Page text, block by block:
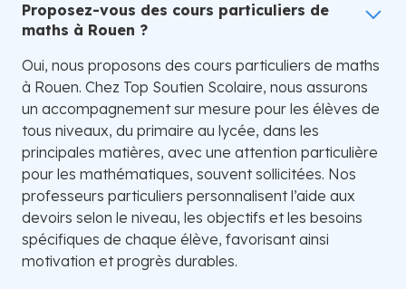
Proposez-vous des cours particuliers de
maths à Rouen ?
Oui, nous proposons des cours particuliers de maths
à Rouen. Chez Top Soutien Scolaire, nous assurons
un accompagnement sur mesure pour les élèves de
tous niveaux, du primaire au lycée, dans les
principales matières, avec une attention particulière
pour les mathématiques, souvent sollicitées. Nos
professeurs particuliers personnalisent l’aide aux
devoirs selon le niveau, les objectifs et les besoins
spécifiques de chaque élève, favorisant ainsi
motivation et progrès durables.